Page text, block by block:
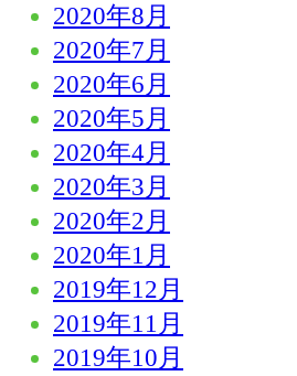
2020年8月
2020年7月
2020年6月
2020年5月
2020年4月
2020年3月
2020年2月
2020年1月
2019年12月
2019年11月
2019年10月